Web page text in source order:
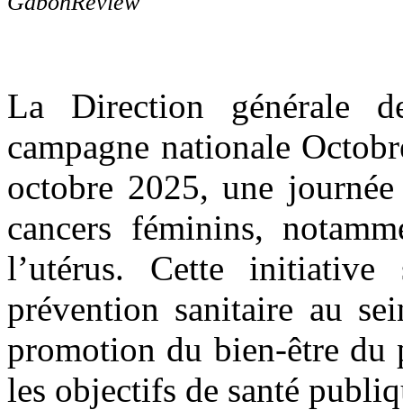
La Direction générale
campagne nationale
octobre 2025, une
cancers féminins,
l’utérus. Cette
prévention sanitaire au
promotion du bien-être du
les objectifs de santé